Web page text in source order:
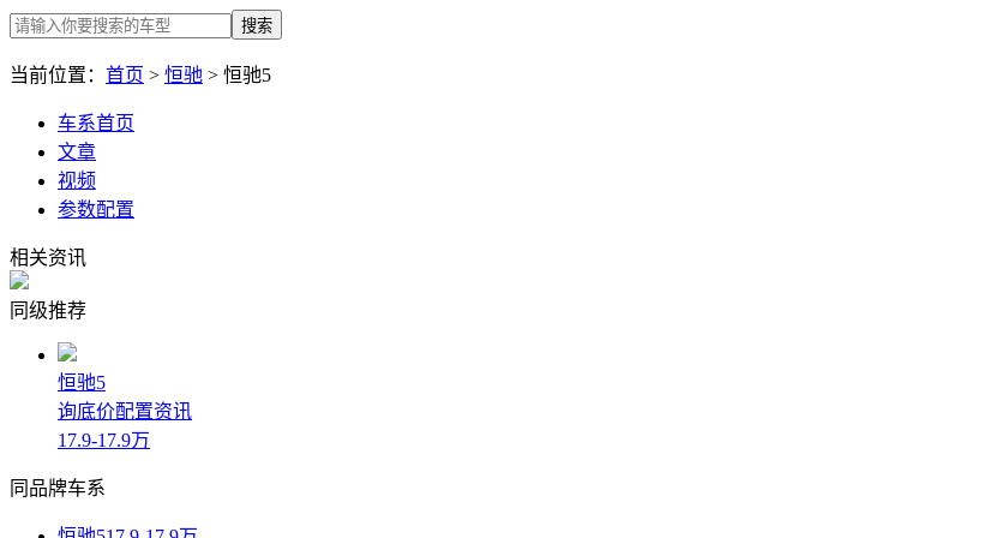
搜索
当前位置： 首页 > 恒驰 > 恒驰5
车系首页
文章
视频
参数配置
相关资讯
同级推荐
恒驰5
询底价配置资讯
17.9-17.9万
同品牌车系